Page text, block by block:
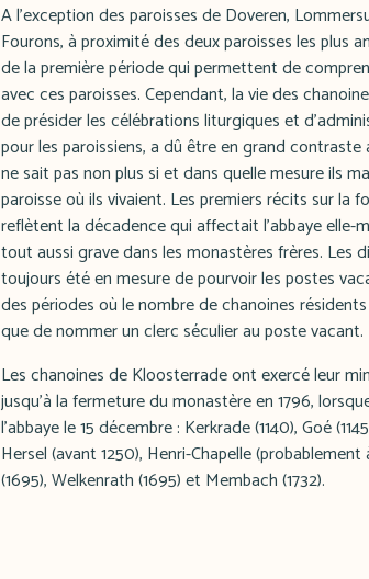
A l'exception des paroisses de Doveren,
Fourons, à proximité des deux paroisses les plus
de la première période qui permettent de
avec ces paroisses. Cependant, la vie des
de présider les célébrations liturgiques et
pour les paroissiens, a dû être en grand
ne sait pas non plus si et dans quelle mesure ils
paroisse où ils vivaient. Les premiers récits sur la
reflètent la décadence qui affectait l'abbaye elle-
tout aussi grave dans les monastères frères. Les
toujours été en mesure de pourvoir les postes
des périodes où le nombre de chanoines
que de nommer un clerc séculier au poste vacant.
Les chanoines de Kloosterrade ont exercé leur
jusqu'à la fermeture du monastère en 1796,
l'abbaye le 15 décembre : Kerkrade (1140), Goé
Hersel (avant 1250), Henri-Chapelle
(1695), Welkenrath (1695) et Membach (1732).